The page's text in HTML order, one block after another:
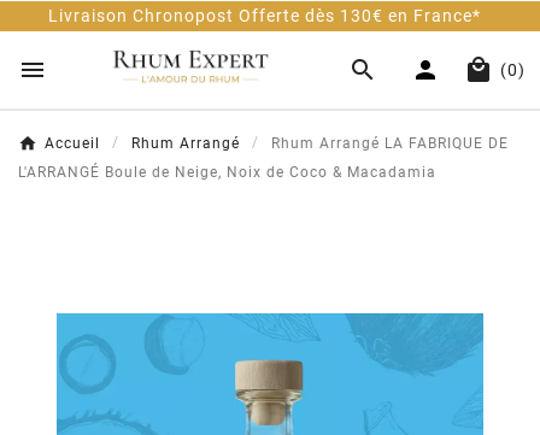
Chronopost Offerte dès 130€ en France*
    (0)
Accueil Rhum Arrangé
Rhum Arrangé LA FABRIQUE DE
L'ARRANGÉ Boule de Neige, Noix de Coco & Macadamia